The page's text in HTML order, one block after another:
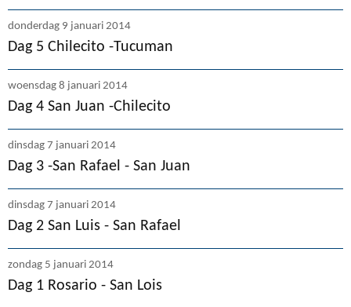
donderdag 9 januari 2014
Dag 5 Chilecito -Tucuman
woensdag 8 januari 2014
Dag 4 San Juan -Chilecito
dinsdag 7 januari 2014
Dag 3 -San Rafael - San Juan
dinsdag 7 januari 2014
Dag 2 San Luis - San Rafael
zondag 5 januari 2014
Dag 1 Rosario - San Lois